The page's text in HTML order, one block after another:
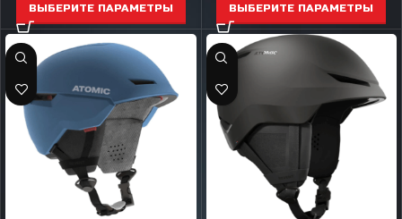
ВЫБЕРИТЕ ПАРАМЕТРЫ ВЫБЕРИТЕ ПАРАМЕТРЫ